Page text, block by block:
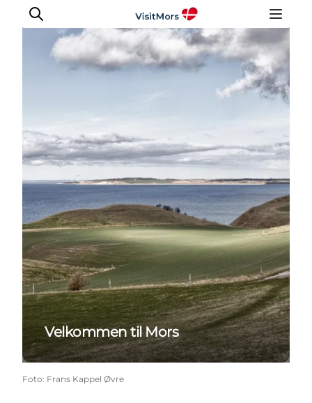
Aktiviteter
Oplevelser
Info om Mors
Overnatning
Pakketure / Ferieophold
Planlæg din tur
Velkommen til Mors
Foto: Frans Kappel Øvre